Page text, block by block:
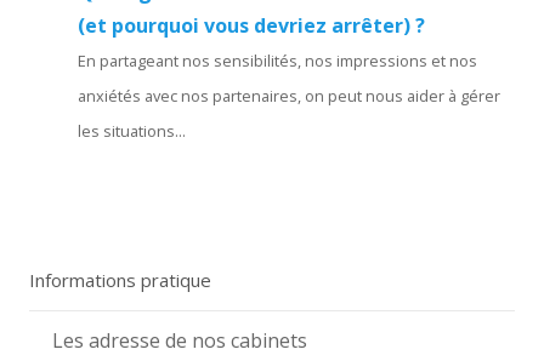
(et pourquoi vous devriez arrêter) ?
En partageant nos sensibilités, nos impressions et nos
anxiétés avec nos partenaires, on peut nous aider à gérer
les situations...
Informations pratique
Les adresse de nos cabinets